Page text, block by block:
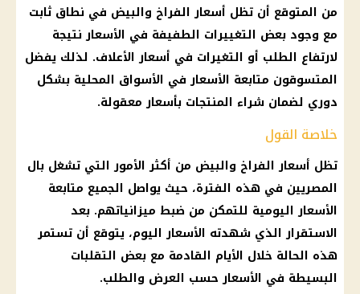
من المتوقع أن تظل أسعار الفراخ والبيض في نطاق ثابت
مع وجود بعض التغييرات الطفيفة في الأسعارنتيجة
لارتفاع الطلب أو التغيرات في أسعارالأعلاف. لذلك يفضل
المتسوقون متابعة الأسعارفي الأسواق المحلية بشكل
دوري لضمان شراء المنتجات بأسعار معقولة.
خلاصة القول
تظل أسعار الفراخ والبيض من أكثر الأمور التي تشغل بال
المصريين في هذه الفترة، حيث يواصل الجميع متابعة
الأسعاراليومية للتمكن من ضبط ميزانياتهم. بعد
الاستقرار الذي شهدته الأسعاراليوم، يتوقع أن تستمر
هذه الحالة خلال الأيام القادمة مع بعض التقلبات
البسيطة في الأسعارحسب العرض والطلب.